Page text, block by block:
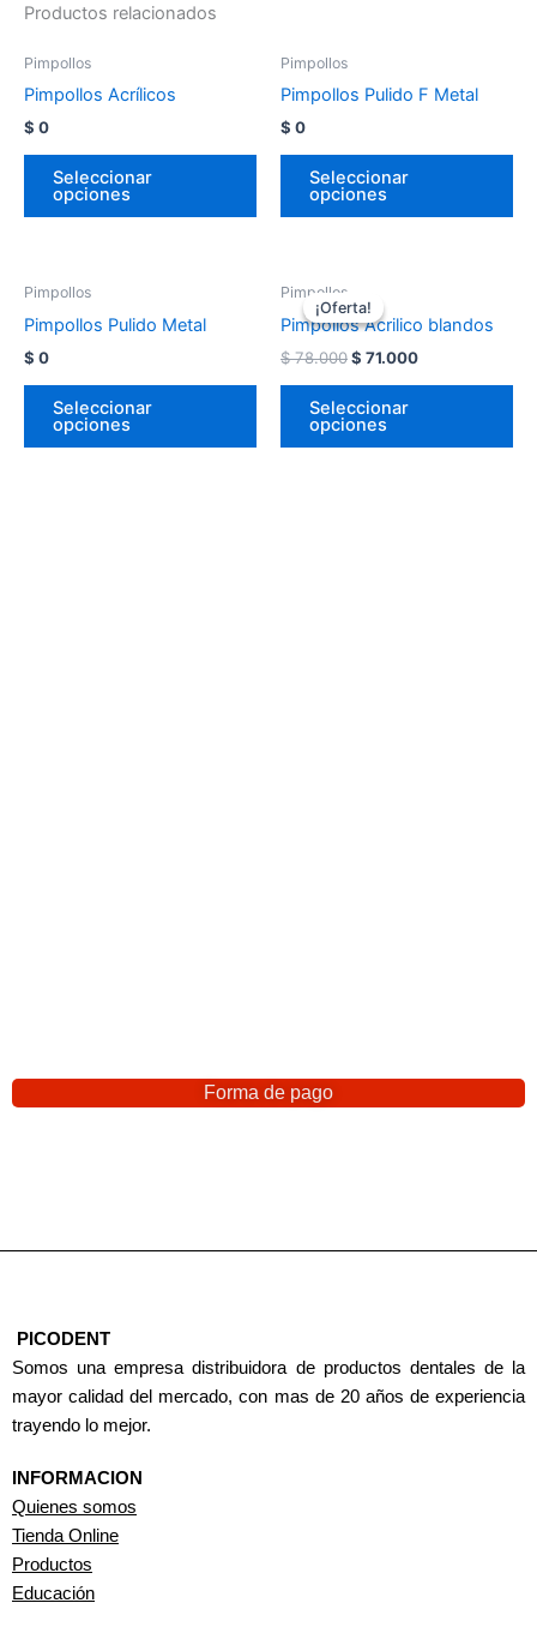
Productos relacionados
Pimpollos
Pimpollos Acrílicos
$ 0
Seleccionar
opciones
Pimpollos
Pimpollos Pulido F Metal
$ 0
Seleccionar
opciones
Pimpollos
Pimpollos Pulido Metal
$ 0
Seleccionar
opciones
¡Oferta!
¡Oferta!
Pimpollos
Pimpollos Acrilico blandos
$78.000$ 71.000
Seleccionar
opciones
Forma de pago
PICODENT
Somos una empresa distribuidora de productos dentales de la
mayor calidad del mercado, con mas de 20 años de experiencia
trayendo lo mejor.
INFORMACION
Quienes somos
Tienda Online
Productos
Educación